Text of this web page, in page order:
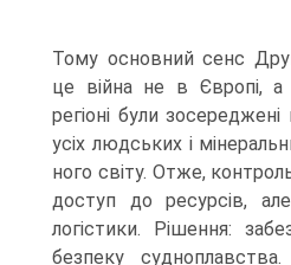
Тому ос­новний сенс
це війна не в Європі,
регіоні були зосереджені
усіх людських і
ного світу. Отже,
доступ до ресурсів,
логістики. Рішення:
безпеку